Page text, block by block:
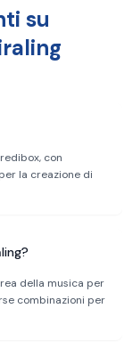
su
con
la creazione di
della musica per
combinazioni per